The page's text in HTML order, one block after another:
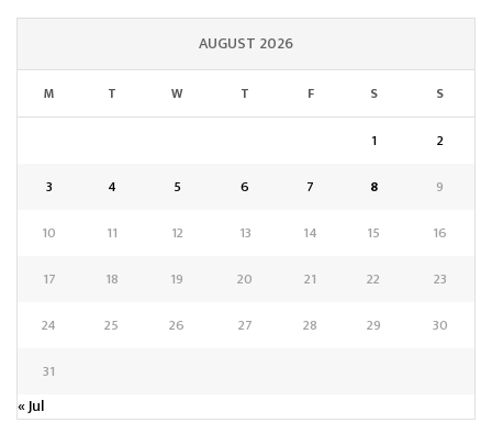
AUGUST 2026
M T W T F S S
1
2
3
4 5 6 7 8
9
10
11 12 13 14 15
16
17
18 19 20 21 22
23
24
25 26 27 28 29
30
31
« Jul